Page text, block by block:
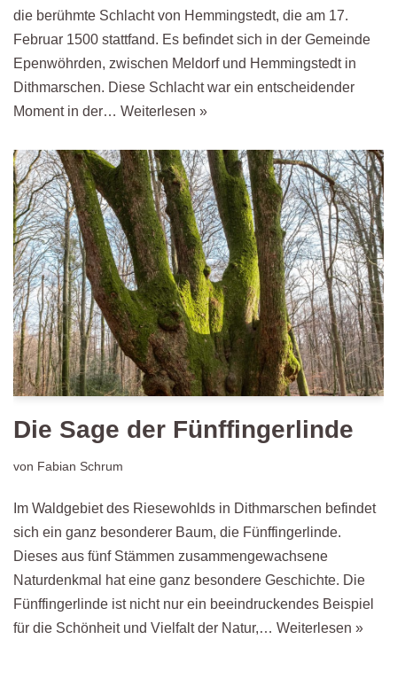
die berühmte Schlacht von Hemmingstedt, die am 17.
Februar 1500 stattfand. Es befindet sich in der Gemeinde
Epenwöhrden, zwischen Meldorf und Hemmingstedt in
Dithmarschen. Diese Schlacht war ein entscheidender
Moment in der… Weiterlesen »
Die Sage der Fünffingerlinde
von Fabian Schrum
Im Waldgebiet des Riesewohlds in Dithmarschen befindet
sich ein ganz besonderer Baum, die Fünffingerlinde.
Dieses aus fünf Stämmen zusammengewachsene
Naturdenkmal hat eine ganz besondere Geschichte. Die
Fünffingerlinde ist nicht nur ein beeindruckendes Beispiel
für die Schönheit und Vielfalt der Natur,… Weiterlesen »